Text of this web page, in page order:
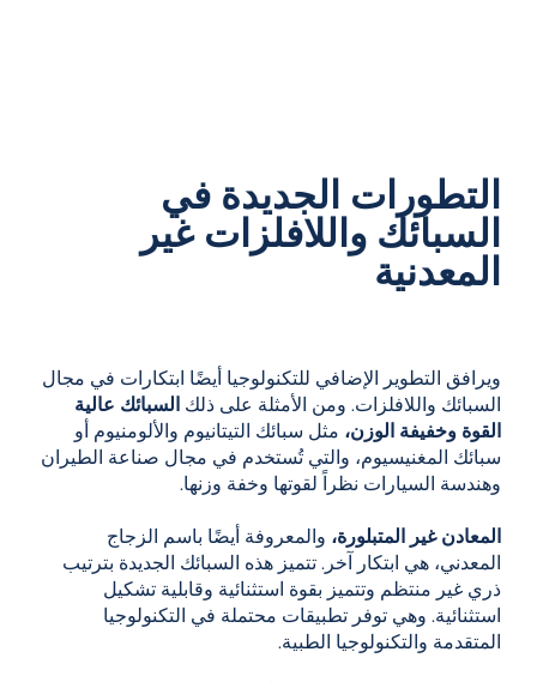
التطورات الجديدة في
السبائك واللافلزات غير
المعدنية
ويرافق التطوير الإضافي للتكنولوجيا أيضًا ابتكارات في مجال
السبائك واللافلزات. ومن الأمثلة على ذلك السبائك عالية
القوة وخفيفة الوزن، مثل سبائك التيتانيوم والألومنيوم أو
سبائك المغنيسيوم، والتي تُستخدم في مجال صناعة الطيران
وهندسة السيارات نظراً لقوتها وخفة وزنها.
المعادن غير المتبلورة، والمعروفة أيضًا باسم الزجاج
المعدني، هي ابتكار آخر. تتميز هذه السبائك الجديدة بترتيب
ذري غير منتظم وتتميز بقوة استثنائية وقابلية تشكيل
استثنائية. وهي توفر تطبيقات محتملة في التكنولوجيا
المتقدمة والتكنولوجيا الطبية.